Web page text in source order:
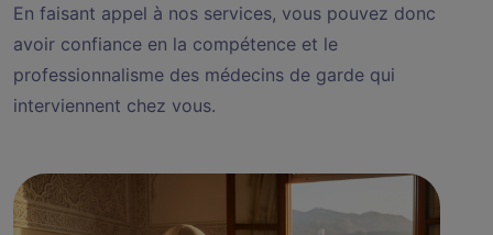
En faisant appel à nos services, vous pouvez donc
avoir confiance en la compétence et le
professionnalisme des médecins de garde qui
interviennent chez vous.